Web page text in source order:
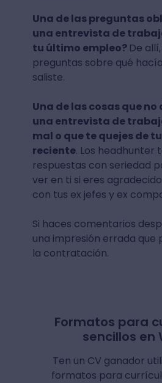
Una de las preguntas
una entrevista de
tu último empleo? De
preguntas sobre qué
saliste.
Una de las cosas que no
una entrevista de
mal o que te quejes de
reciente. Los headhunter
respuestas con seriedad
ver en ti si eres
con tus ex jefes y ex
Si haces comentarios
una impresión errada
la contratación.
Formatos para
sencillos en
Ten un CV ganador
formatos para